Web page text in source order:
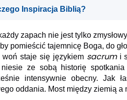
Inspiracja Biblią?
zapach nie jest tylko
pomieścić tajemnicę Boga, do
staje się językiem sacrumi
ze sobą historię
intensywnie obecny. Jak
oddania. Most między ziemią a